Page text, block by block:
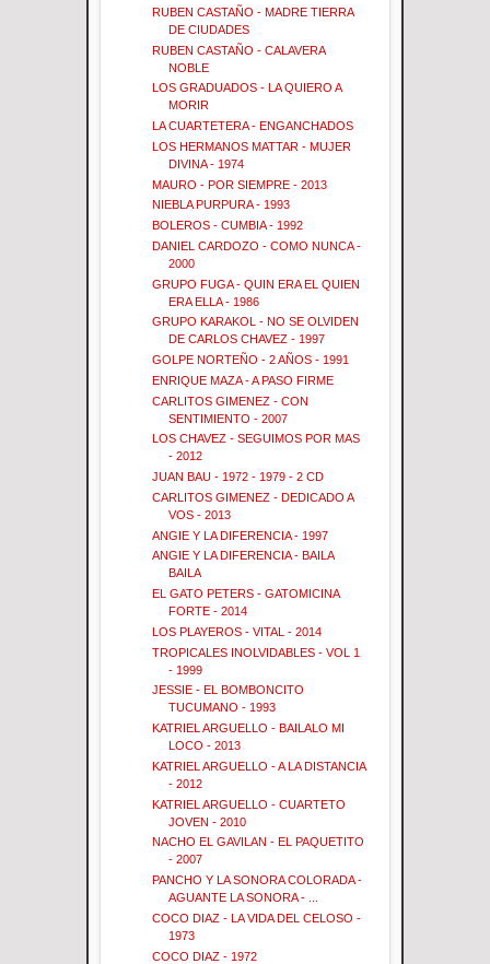
RUBEN CASTAÑO - MADRE TIERRA
DE CIUDADES
RUBEN CASTAÑO - CALAVERA
NOBLE
LOS GRADUADOS - LA QUIERO A
MORIR
LA CUARTETERA - ENGANCHADOS
LOS HERMANOS MATTAR - MUJER
DIVINA - 1974
MAURO - POR SIEMPRE - 2013
NIEBLA PURPURA - 1993
BOLEROS - CUMBIA - 1992
DANIEL CARDOZO - COMO NUNCA -
2000
GRUPO FUGA - QUIN ERA EL QUIEN
ERA ELLA - 1986
GRUPO KARAKOL - NO SE OLVIDEN
DE CARLOS CHAVEZ - 1997
GOLPE NORTEÑO - 2 AÑOS - 1991
ENRIQUE MAZA - A PASO FIRME
CARLITOS GIMENEZ - CON
SENTIMIENTO - 2007
LOS CHAVEZ - SEGUIMOS POR MAS
- 2012
JUAN BAU - 1972 - 1979 - 2 CD
CARLITOS GIMENEZ - DEDICADO A
VOS - 2013
ANGIE Y LA DIFERENCIA - 1997
ANGIE Y LA DIFERENCIA - BAILA
BAILA
EL GATO PETERS - GATOMICINA
FORTE - 2014
LOS PLAYEROS - VITAL - 2014
TROPICALES INOLVIDABLES - VOL 1
- 1999
JESSIE - EL BOMBONCITO
TUCUMANO - 1993
KATRIEL ARGUELLO - BAILALO MI
LOCO - 2013
KATRIEL ARGUELLO - A LA DISTANCIA
- 2012
KATRIEL ARGUELLO - CUARTETO
JOVEN - 2010
NACHO EL GAVILAN - EL PAQUETITO
- 2007
PANCHO Y LA SONORA COLORADA -
AGUANTE LA SONORA - ...
COCO DIAZ - LA VIDA DEL CELOSO -
1973
COCO DIAZ - 1972